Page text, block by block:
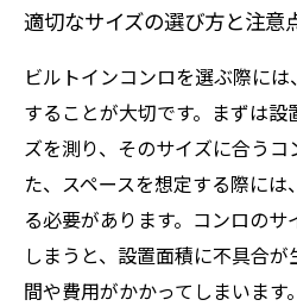
適切なサイズの選び方と注意
ビルトインコンロを選ぶ際に
することが大切です。まずは設
ズを測り、そのサイズに合う
た、スペースを想定する際に
る必要があります。コンロの
しまうと、設置面積に不具合
間や費用がかかってしまいます